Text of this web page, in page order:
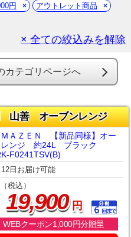
円 アウトレット商品
× 全ての絞込みを解除
カテゴリページへ
山善 オーブンレンジ
ＭＡＺＥＮ 【新品同様】オー
レンジ 約24L ブラック
F0241TSV(B)
日お届け可能
（税込）
19,900円
WEBクーポン1,000円分贈呈